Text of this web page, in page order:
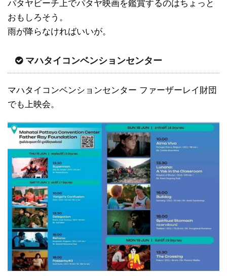
パタヤビーチ上でパタヤ映画を鑑賞するのはちょっと
おもしろそう。
雨が降らなければいいが。
マハタイコンベンションセンター
マハタイコンベンションセンター ファーザーレイ財団
でも上映会。